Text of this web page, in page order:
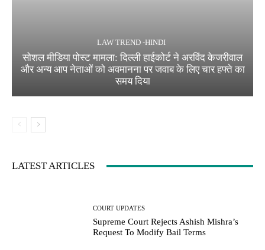
LAW TREND -HINDI
सोशल मीडिया पोस्ट मामला: दिल्ली हाईकोर्ट ने अरविंद केजरीवाल
और अन्य आप नेताओं को अवमानना पर जवाब के लिए चार हफ्ते का
समय दिया
LATEST ARTICLES
COURT UPDATES
Supreme Court Rejects Ashish Mishra’s
Request To Modify Bail Terms